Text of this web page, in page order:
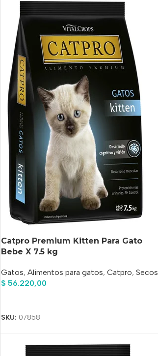
Catpro Premium Kitten Para Gato
Bebe X 7.5 kg
Gatos, Alimentos para gatos, Catpro, Secos
$ 56.220,00
SKU: 07858